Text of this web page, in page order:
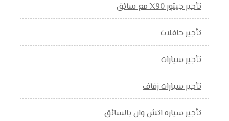
تأجير جيتور X90 مع سائق
تأجير حافلات
تأجير سيارات
تأجير سيارات زفاف
تأجير سياره اتش وان بالسائق